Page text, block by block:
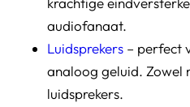
audiofanaat.
Luidsprekers – perfect
analoog geluid. Zowel
luidsprekers.